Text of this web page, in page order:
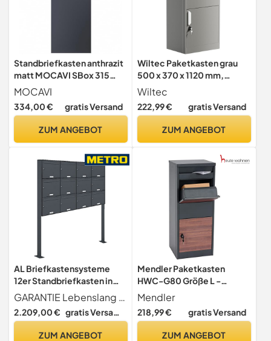
Standbriefkasten anthrazit
matt MOCAVI SBox 315
freistehend inkl.
Personalisierung
Postkasten groß XXL
Postbox mit V4A-Edelstahl
RAL 7016
MOCAVI
334,00 € gratis Versand
ZUM ANGEBOT
Wiltec Paketkasten grau
500 x 370 x 1120 mm,
Paketbox Zuhause, Private
Paketannahme passend für
Pakete und Päckchen,
Wiltec
222,99 € gratis Versand
ZUM ANGEBOT
AL Briefkastensysteme
12er Standbriefkasten in
Anthrazitgrau RAL 7016 als
12 Fach Briefkastenanlage
DIN A4 in Postkasten
GARANTIE Lebenslang gegen Durchrostung Liefergarantie für Ersatzteile und Zubehör + entspricht Europäischer Postnorm DIN 13724
2.209,00 € gratis Versand
ZUM ANGEBOT
Mendler Paketkasten
HWC-G80 Größe L -
verzinkt anthrazit,
Holzoptik dunkel
Mendler
218,99 € gratis Versand
ZUM ANGEBOT